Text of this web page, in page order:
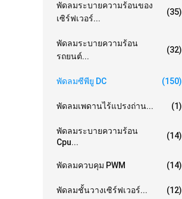
พัดลมระบายความร้อนของ
เซิร์ฟเวอร์...
(35)
พัดลมระบายความร้อน
รถยนต์...
(32)
พัดลมซีพียู DC (150)
พัดลมเพดานไร้แปรงถ่าน... (1)
พัดลมระบายความร้อน
Cpu...
(14)
พัดลมควบคุม PWM (14)
พัดลมชั้นวางเซิร์ฟเวอร์... (12)